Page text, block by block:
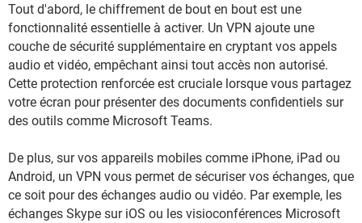
Tout d'abord, le chiffrement de bout en bout est une
fonctionnalité essentielle à activer. Un VPN ajoute une
couche de sécurité supplémentaire en cryptant vos appels
audio et vidéo, empêchant ainsi tout accès non autorisé.
Cette protection renforcée est cruciale lorsque vous partagez
votre écran pour présenter des documents confidentiels sur
des outils comme Microsoft Teams.
De plus, sur vos appareils mobiles comme iPhone, iPad ou
Android, un VPN vous permet de sécuriser vos échanges, que
ce soit pour des échanges audio ou vidéo. Par exemple, les
échanges Skype sur iOS ou les visioconférences Microsoft